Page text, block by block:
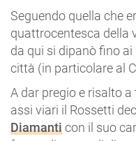
Seguendo quella che
quattrocentesca della
da qui si dipanò fino
città (in particolare al
A dar pregio e risalto
assi viari il Rossetti
Diamanticon il suo